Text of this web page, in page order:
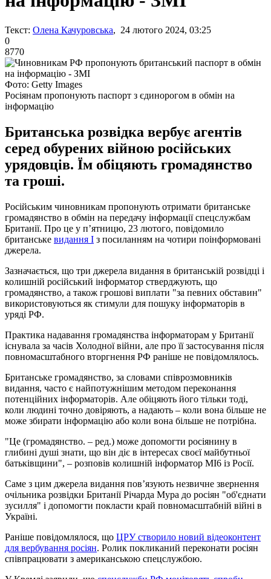
Текст: Олена Качуровська, 24 лютого 2024, 03:25
0
8770
Фото: Getty Images
Росіянам пропонують паспорт з єдинорогом в обмін на
інформацію
Британська розвідка вербує агентів
серед обурених війною російських
урядовців. Їм обіцяють громадянство
та гроші.
Російським чиновникам пропонують отримати британське
громадянство в обмін на передачу інформації спецслужбам
Британії. Про це у п’ятницю, 23 лютого, повідомило
британське видання І з посиланням на чотири поінформовані
джерела.
Зазначається, що три джерела видання в британській розвідці і
колишній російський інформатор стверджують, що
громадянство, а також грошові виплати "за певних обставин"
використовуються як стимули для пошуку інформаторів в
уряді РФ.
Практика надавання громадянства інформаторам у Британії
існувала за часів Холодної війни, але про її застосування після
повномасштабного вторгнення РФ раніше не повідомлялось.
Британське громадянство, за словами співрозмовників
видання, часто є найпотужнішим методом переконання
потенційних інформаторів. Але обіцяють його тільки тоді,
коли людині точно довіряють, а надають – коли вона більше не
може збирати інформацію або коли вона більше не потрібна.
"Це (громадянство. – ред.) може допомогти росіянину в
глибині душі знати, що він діє в інтересах своєї майбутньої
батьківщини", – розповів колишній інформатор МІ6 із Росії.
Саме з цим джерела видання пов’язують незвичне звернення
очільника розвідки Британії Річарда Мура до росіян "об'єднати
зусилля" і допомогти покласти край повномасштабній війні в
Україні.
Раніше повідомлялося, що ЦРУ створило новий відеоконтент
для вербування росіян. Ролик покликаний переконати росіян
співпрацювати з американською спецслужбою.